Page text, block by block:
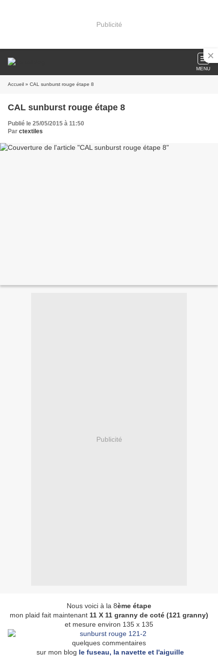
Publicité
MENU
Accueil » CAL sunburst rouge étape 8
CAL sunburst rouge étape 8
Publié le 25/05/2015 à 11:50
Par ctextiles
Publicité
Nous voici à la 8ème étape
mon plaid fait maintenant 11 X 11 granny de coté (121 granny)
et mesure environ 135 x 135
quelques commentaires
sur mon blog le fuseau, la navette et l'aiguille